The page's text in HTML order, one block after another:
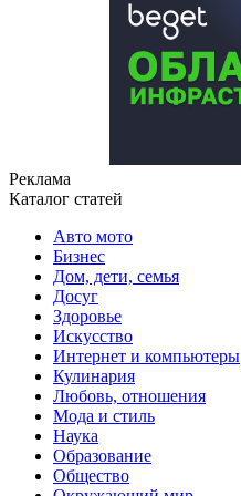
Реклама
Каталог статей
Авто мото
Бизнес
Дом, дети, семья
Досуг
Здоровье
Искусство
Интернет и компьютеры
Кулинария
Любовь, отношения
Мода и стиль
Наука
Образование
Общество